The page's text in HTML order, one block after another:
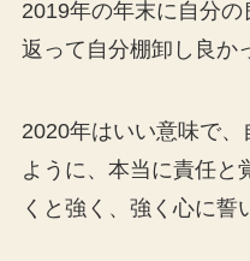
2019年の年末に自分
返って自分棚卸し良か
2020年はいい意味で
ように、本当に責任と
くと強く、強く心に誓